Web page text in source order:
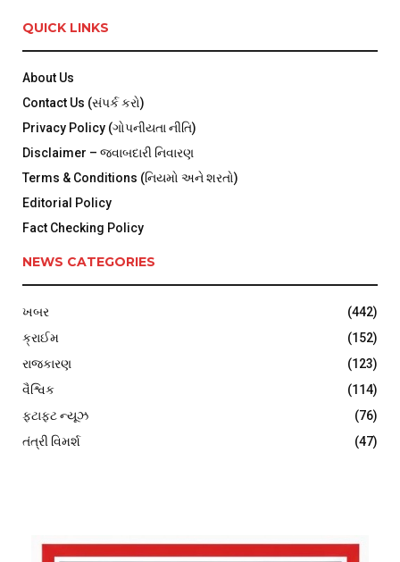
QUICK LINKS
About Us
Contact Us (સંપર્ક કરો)
Privacy Policy (ગોપનીયતા નીતિ)
Disclaimer – જવાબદારી નિવારણ
Terms & Conditions (નિયમો અને શરતો)
Editorial Policy
Fact Checking Policy
NEWS CATEGORIES
ખબર
(442)
ક્રાઈમ
(152)
રાજકારણ
(123)
વૈશ્વિક
(114)
ફટાફટ ન્યૂઝ
(76)
તંત્રી વિમર્શ
(47)